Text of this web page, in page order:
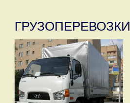
ГРУЗОПЕРЕВОЗКИ